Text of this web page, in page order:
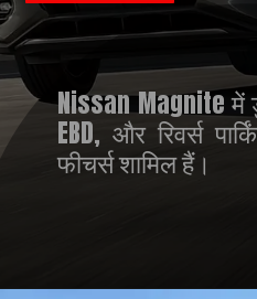
Nissan Magnite में
EBD, और रिवर्स
फीचर्स शामिल हैं।